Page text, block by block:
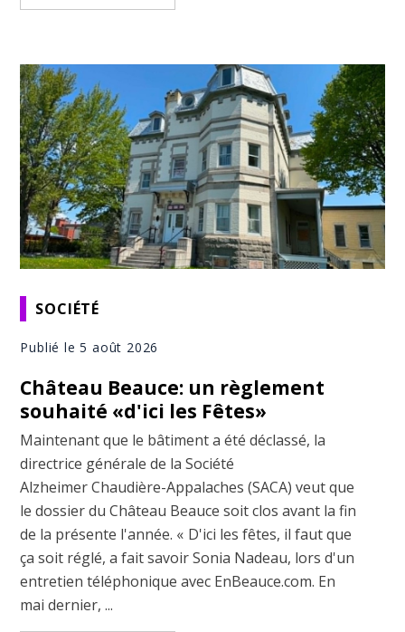
SOCIÉTÉ
Publié le 5 août 2026
Château Beauce: un règlement
souhaité «d'ici les Fêtes»
Maintenant que le bâtiment a été déclassé, la
directrice générale de la Société
Alzheimer Chaudière-Appalaches (SACA) veut que
le dossier du Château Beauce soit clos avant la fin
de la présente l'année. « D'ici les fêtes, il faut que
ça soit réglé, a fait savoir Sonia Nadeau, lors d'un
entretien téléphonique avec EnBeauce.com. En
mai dernier, ...